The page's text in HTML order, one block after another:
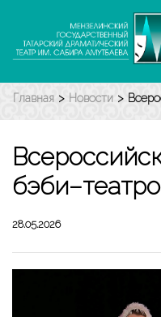
содержимому
Enter)
Главная > Новости >
28.05.2026